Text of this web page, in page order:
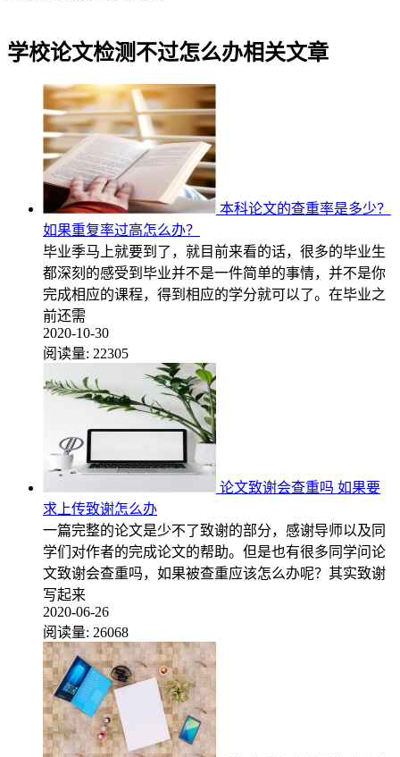
学校论文检测不过怎么办相关文章
本科论文的查重率是多少？
如果重复率过高怎么办？
毕业季马上就要到了，就目前来看的话，很多的毕业生
都深刻的感受到毕业并不是一件简单的事情，并不是你
完成相应的课程，得到相应的学分就可以了。在毕业之
前还需
2020-10-30
阅读量: 22305
论文致谢会查重吗 如果要
求上传致谢怎么办
一篇完整的论文是少不了致谢的部分，感谢导师以及同
学们对作者的完成论文的帮助。但是也有很多同学问论
文致谢会查重吗，如果被查重应该怎么办呢？其实致谢
写起来
2020-06-26
阅读量: 26068